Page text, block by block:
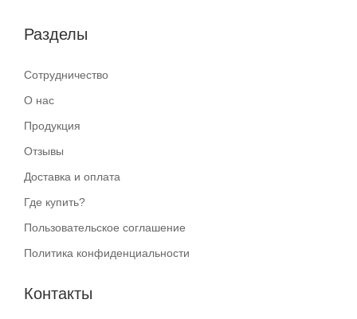
Разделы
Сотрудничество
О нас
Продукция
Отзывы
Доставка и оплата
Где купить?
Пользовательское соглашение
Политика конфиденциальности
Контакты